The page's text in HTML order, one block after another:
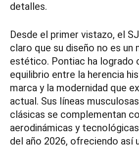
detalles.
Desde el primer vistazo, el
claro que su diseño no es un
estético. Pontiac ha logrado
equilibrio entre la herencia
marca y la modernidad que
actual. Sus líneas
clásicas se complementan
aerodinámicas y
del año 2026, ofreciendo así